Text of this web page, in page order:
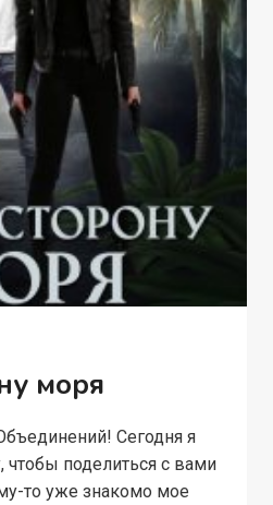
моря
Сегодня я
чтобы поделиться с вами
то уже знакомо мое